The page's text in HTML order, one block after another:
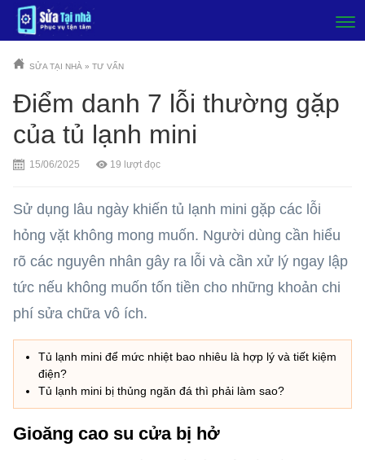
SỬA TẠI NHÀ » TƯ VẤN
Điểm danh 7 lỗi thường gặp
của tủ lạnh mini
15/06/2025 19 lượt đọc
Sử dụng lâu ngày khiến tủ lạnh mini gặp các lỗi
hỏng vặt không mong muốn. Người dùng cần hiểu
rõ các nguyên nhân gây ra lỗi và cần xử lý ngay lập
tức nếu không muốn tốn tiền cho những khoản chi
phí sửa chữa vô ích.
Tủ lạnh mini để mức nhiệt bao nhiêu là hợp lý và tiết kiệm
điện?
Tủ lạnh mini bị thủng ngăn đá thì phải làm sao?
Gioăng cao su cửa bị hở